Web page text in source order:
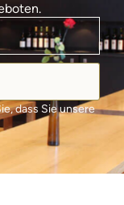
dass Sie unsere